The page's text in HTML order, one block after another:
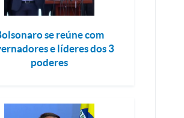
se reúne com
e líderes dos 3
poderes